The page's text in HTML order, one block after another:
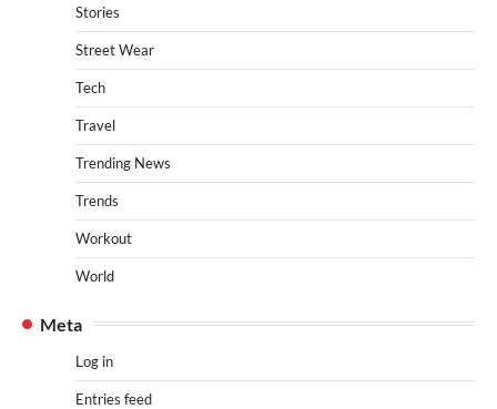
Stories
Street Wear
Tech
Travel
Trending News
Trends
Workout
World
Meta
Log in
Entries feed